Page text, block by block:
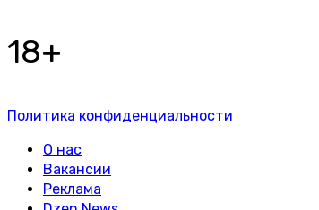
18+
Политика конфиденциальности
О нас
Вакансии
Реклама